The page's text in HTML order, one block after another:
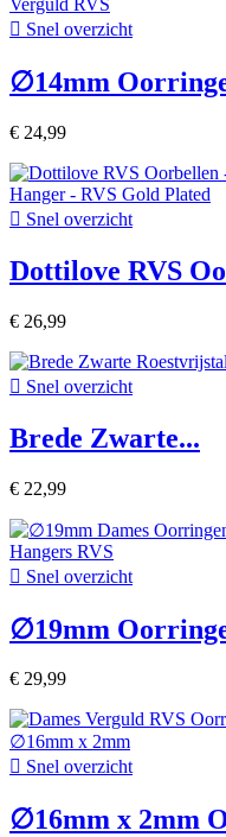
 Snel overzicht
∅14mm
€ 24,99
 Snel overzicht
Dottilove RVS
€ 26,99
 Snel overzicht
Brede Zwarte...
€ 22,99
 Snel overzicht
∅19mm
€ 29,99
 Snel overzicht
∅16mm x 2mm